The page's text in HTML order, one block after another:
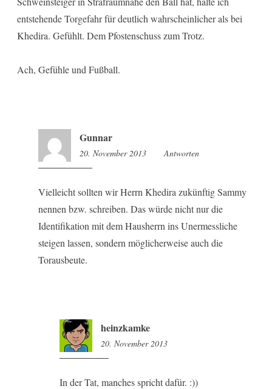
entstehende Torgefahr für deutlich wahrscheinlicher als bei
Khedira. Gefühlt. Dem Pfostenschuss zum Trotz.
Ach, Gefühle und Fußball.
Gunnar
20. November 2013 11:06
Antworten
Vielleicht sollten wir Herrn Khedira zukünftig Sammy
nennen bzw. schreiben. Das würde nicht nur die
Identifikation mit dem Hausherrn ins Unermessliche
steigen lassen, sondern möglicherweise auch die
Torausbeute.
heinzkamke
20. November 2013
In der Tat, manches spricht dafür. :))